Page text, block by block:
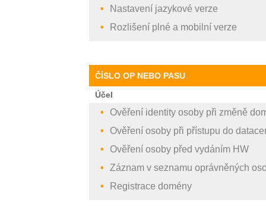
Nastavení jazykové verze
Rozlišení plné a mobilní verze
ČÍSLO OP NEBO PASU
Účel
Ověření identity osoby při změně
Ověření osoby při přístupu do
Ověření osoby před vydáním HW
Záznam v seznamu oprávněných
Registrace domény